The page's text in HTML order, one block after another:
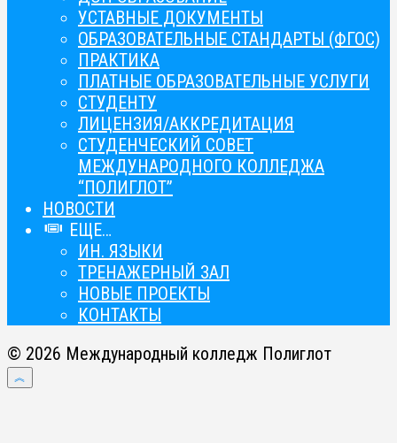
УСТАВНЫЕ ДОКУМЕНТЫ
ОБРАЗОВАТЕЛЬНЫЕ СТАНДАРТЫ (ФГОС)
ПРАКТИКА
ПЛАТНЫЕ ОБРАЗОВАТЕЛЬНЫЕ УСЛУГИ
СТУДЕНТУ
ЛИЦЕНЗИЯ/АККРЕДИТАЦИЯ
СТУДЕНЧЕСКИЙ СОВЕТ
МЕЖДУНАРОДНОГО КОЛЛЕДЖА
“ПОЛИГЛОТ”
НОВОСТИ
ЕЩЕ…
ИН. ЯЗЫКИ
ТРЕНАЖЕРНЫЙ ЗАЛ
НОВЫЕ ПРОЕКТЫ
КОНТАКТЫ
© 2026 Международный колледж Полиглот